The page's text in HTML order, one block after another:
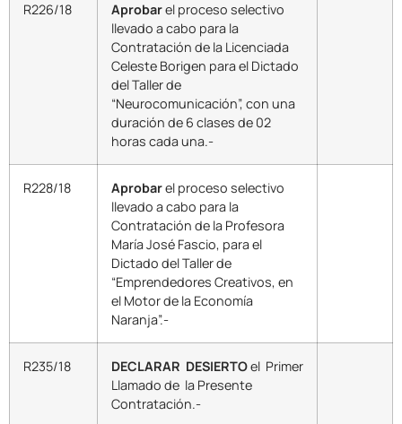
R226/18 Aprobarel proceso selectivo
llevado a cabo para la
Contratación de la Licenciada
Celeste Borigen para el Dictado
del Taller de
“Neurocomunicación”, con una
duración de 6 clases de 02
horas cada una.-
R228/18 Aprobarel proceso selectivo
llevado a cabo para la
Contratación de la Profesora
María José Fascio, para el
Dictado del Taller de
“Emprendedores Creativos, en
el Motor de la Economía
Naranja”.-
R235/18 DECLARAR DESIERTOel Primer
Llamado de la Presente
Contratación.-